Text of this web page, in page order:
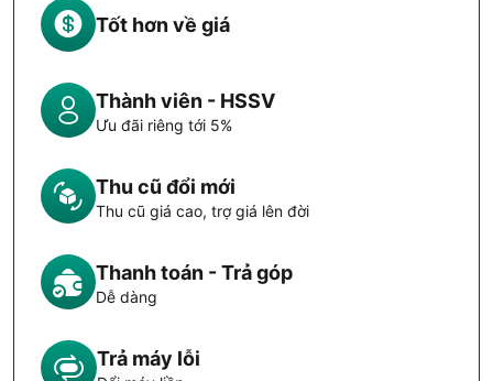
Tốt hơn về giá
Thành viên - HSSV
Ưu đãi riêng tới 5%
Thu cũ đổi mới
Thu cũ giá cao, trợ giá lên đời
Thanh toán - Trả góp
Dễ dàng
Trả máy lỗi